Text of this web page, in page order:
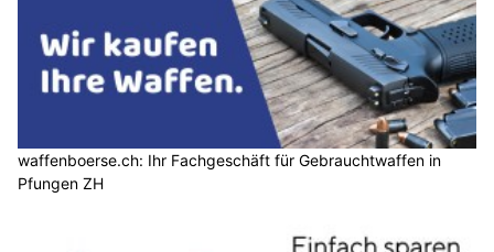
waffenboerse.ch: Ihr Fachgeschäft für Gebrauchtwaffen in
Pfungen ZH